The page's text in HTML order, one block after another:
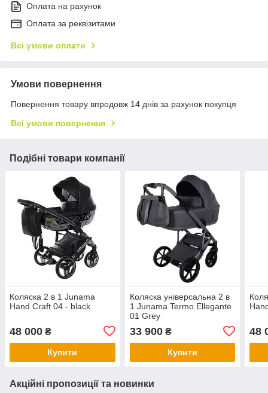
Оплата на рахунок
Оплата за реквізитами
Всі умови оплати
Умови повернення
Повернення товару впродовж 14 днів за рахунок покупця
Всі умови повернення
Подібні товари компанії
Коляска 2 в 1 Junama
Hand Craft 04 - black
48 000 ₴
Купити
Коляска універсальна 2 в
1 Junama Termo Ellegante
01 Grey
33 900₴
Купити
48
Акційні пропозиції та новинки